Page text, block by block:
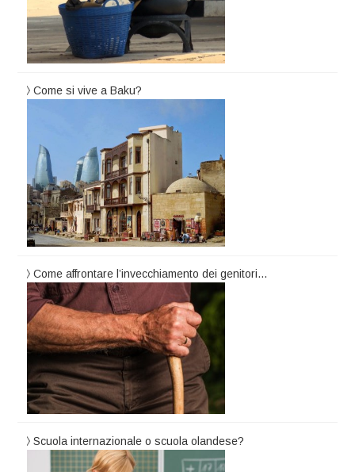
Come si vive a Baku?
Come affrontare l’invecchiamento dei genitori…
Scuola internazionale o scuola olandese?